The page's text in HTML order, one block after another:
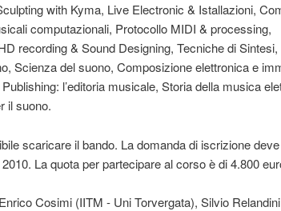
with Kyma, Live Electronic & Istallazioni,
computazionali, Protocollo MIDI & processing,
recording & Sound Designing, Tecniche di Sintesi,
Scienza del suono, Composizione elettronica e
l’editoria musicale, Storia della musica
il suono.
scaricare il bando. La domanda di iscrizione
La quota per partecipare al corso è di 4.800
Cosimi (IITM - Uni Torvergata), Silvio